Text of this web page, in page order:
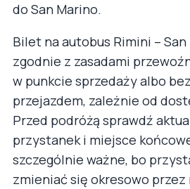
do San Marino.
Bilet na autobus Rimini –
zgodnie z zasadami
w punkcie sprzedaży albo
przejazdem, zależnie od
Przed podróżą sprawdź
przystanek i miejsce
szczególnie ważne, bo
zmieniać się okresowo